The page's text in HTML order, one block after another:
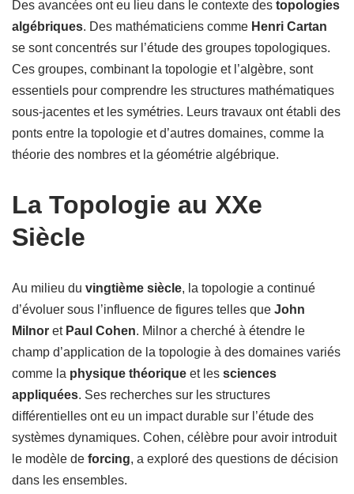
Des avancées ont eu lieu dans le contexte des topologies
algébriques. Des mathématiciens comme Henri Cartan
se sont concentrés sur l’étude des groupes topologiques.
Ces groupes, combinant la topologie et l’algèbre, sont
essentiels pour comprendre les structures mathématiques
sous-jacentes et les symétries. Leurs travaux ont établi des
ponts entre la topologie et d’autres domaines, comme la
théorie des nombres et la géométrie algébrique.
La Topologie au XXe
Siècle
Au milieu du vingtième siècle, la topologie a continué
d’évoluer sous l’influence de figures telles que John
Milnor et Paul Cohen. Milnor a cherché à étendre le
champ d’application de la topologie à des domaines variés
comme la physique théorique et les sciences
appliquées. Ses recherches sur les structures
différentielles ont eu un impact durable sur l’étude des
systèmes dynamiques. Cohen, célèbre pour avoir introduit
le modèle de forcing, a exploré des questions de décision
dans les ensembles.